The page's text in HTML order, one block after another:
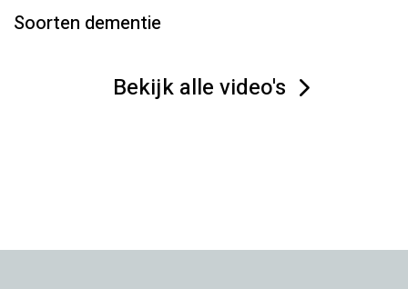
Soorten dementie
Bekijk alle video's